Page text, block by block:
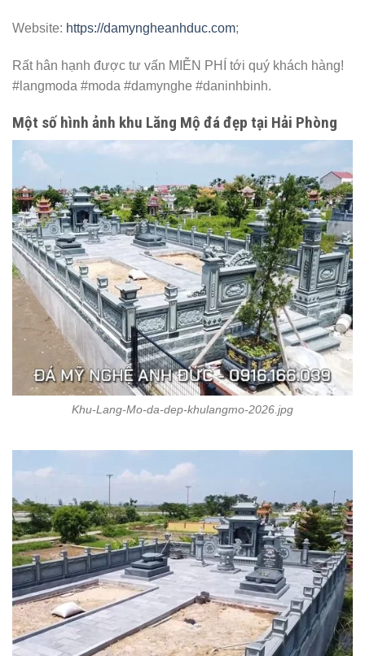
Website: https://damyngheanhduc.com;
Rất hân hạnh được tư vấn MIỄN PHÍ tới quý khách hàng!
#langmoda #moda #damynghe #daninhbinh.
Một số hình ảnh khu Lăng Mộ đá đẹp tại Hải Phòng
Khu-Lang-Mo-da-dep-khulangmo-2026.jpg